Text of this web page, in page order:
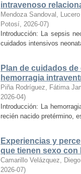
intravenoso
Mendoza Sandoval,
Potosí, 2026-07)
Introducción: La sepsis
cuidados intensivos
Plan de cuidados
hemorragia
Piña Rodríguez, Fátima
2026-04)
Introducción: La
recién nacido pretérmino,
Experiencias y
que tienen sexo con
Camarillo Velázquez,
2026-07)